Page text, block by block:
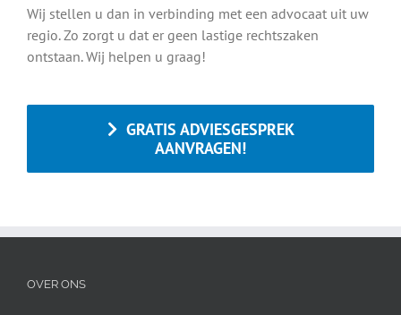
Wij stellen u dan in verbinding met een advocaat uit uw
regio. Zo zorgt u dat er geen lastige rechtszaken
ontstaan. Wij helpen u graag!
GRATIS ADVIESGESPREK
AANVRAGEN!
OVER ONS